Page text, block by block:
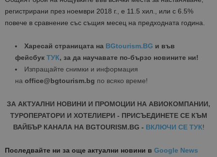
регистрирани през ноември 2018 г., е 11.5 хил., или с 6.5%
повече в сравнение със същия месец на предходната година.
Харесай страницата на BGtourism.BG и във
фейсбук ТУК, за да научавате по-бързо новините ни!
Изпращайте снимки и информация
на office@bgtourism.bg по всяко време!
ЗА АКТУАЛНИ НОВИНИ И ПРОМОЦИИ НА АВИОКОМПАНИИ,
ТУРОПЕРАТОРИ И ХОТЕЛИЕРИ - ПРИСЪЕДИНЕТЕ СЕ КЪМ
ВАЙБЪР КАНАЛА НА BGTOURISM.BG - ВКЛЮЧИ СЕ ТУК!
Последвайте ни за още актуални новини в Google News